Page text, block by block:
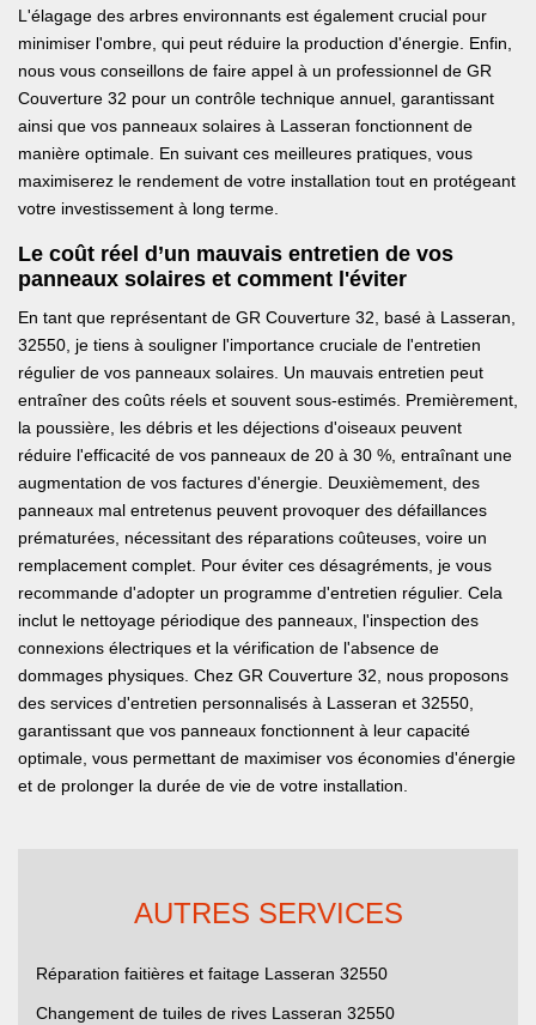
L'élagage des arbres environnants est également crucial pour
minimiser l'ombre, qui peut réduire la production d'énergie. Enfin,
nous vous conseillons de faire appel à un professionnel de GR
Couverture 32 pour un contrôle technique annuel, garantissant
ainsi que vos panneaux solaires à Lasseran fonctionnent de
manière optimale. En suivant ces meilleures pratiques, vous
maximiserez le rendement de votre installation tout en protégeant
votre investissement à long terme.
Le coût réel d’un mauvais entretien de vos
panneaux solaires et comment l'éviter
En tant que représentant de GR Couverture 32, basé à Lasseran,
32550, je tiens à souligner l'importance cruciale de l'entretien
régulier de vos panneaux solaires. Un mauvais entretien peut
entraîner des coûts réels et souvent sous-estimés. Premièrement,
la poussière, les débris et les déjections d'oiseaux peuvent
réduire l'efficacité de vos panneaux de 20 à 30 %, entraînant une
augmentation de vos factures d'énergie. Deuxièmement, des
panneaux mal entretenus peuvent provoquer des défaillances
prématurées, nécessitant des réparations coûteuses, voire un
remplacement complet. Pour éviter ces désagréments, je vous
recommande d'adopter un programme d'entretien régulier. Cela
inclut le nettoyage périodique des panneaux, l'inspection des
connexions électriques et la vérification de l'absence de
dommages physiques. Chez GR Couverture 32, nous proposons
des services d'entretien personnalisés à Lasseran et 32550,
garantissant que vos panneaux fonctionnent à leur capacité
optimale, vous permettant de maximiser vos économies d'énergie
et de prolonger la durée de vie de votre installation.
AUTRES SERVICES
Réparation faitières et faitage Lasseran 32550
Changement de tuiles de rives Lasseran 32550